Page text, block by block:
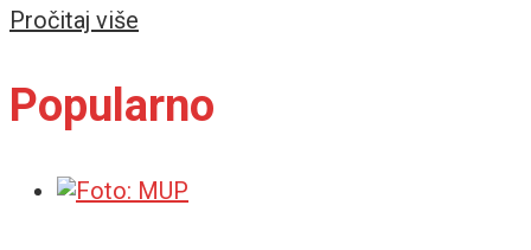
Pročitaj više
Popularno